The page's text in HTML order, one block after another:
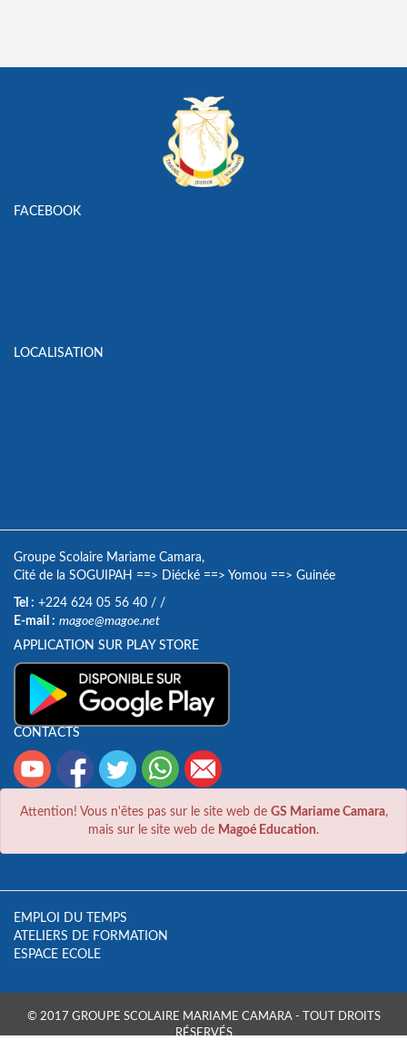
FACEBOOK
LOCALISATION
Groupe Scolaire Mariame Camara,
Cité de la SOGUIPAH ==> Diécké ==> Yomou ==> Guinée
Tel : +224 624 05 56 40 / /
E-mail : magoe@magoe.net
APPLICATION SUR PLAY STORE
CONTACTS
Attention! Vous n'êtes pas sur le site web de GS Mariame Camara,
mais sur le site web de Magoé Education.
EMPLOI DU TEMPS
ATELIERS DE FORMATION
ESPACE ECOLE
© 2017 GROUPE SCOLAIRE MARIAME CAMARA - TOUT DROITS
RÉSERVÉS